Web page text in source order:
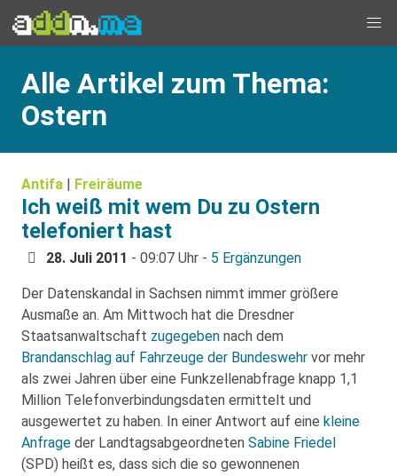
Alle Artikel zum Thema:
Ostern
Antifa | Freiräume
Ich weiß mit wem Du zu Ostern
telefoniert hast
28. Juli 2011 - 09:07 Uhr - 5 Ergänzungen
Der Datenskandal in Sachsen nimmt immer größere
Ausmaße an. Am Mittwoch hat die Dresdner
Staatsanwaltschaft zugegeben nach dem
Brandanschlag auf Fahrzeuge der Bundeswehr vor mehr
als zwei Jahren über eine Funkzellenabfrage knapp 1,1
Million Telefonverbindungsdaten ermittelt und
ausgewertet zu haben. In einer Antwort auf eine kleine
Anfrage der Landtagsabgeordneten Sabine Friedel
(SPD) heißt es, dass sich die so gewonnenen